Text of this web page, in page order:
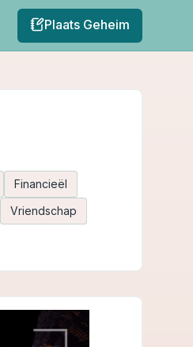
Plaats Geheim
Financieël
Vriendschap